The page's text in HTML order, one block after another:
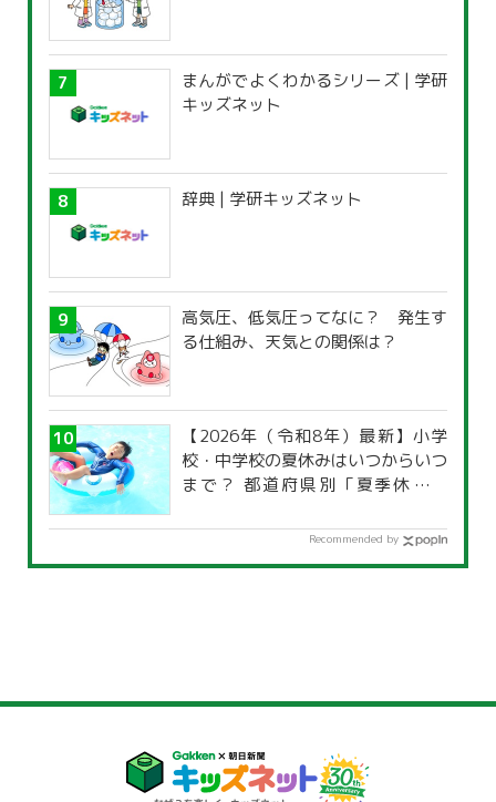
まんがでよくわかるシリーズ | 学研
キッズネット
辞典 | 学研キッズネット
高気圧、低気圧ってなに？ 発生す
る仕組み、天気との関係は？
【2026年（令和8年）最新】小学
校・中学校の夏休みはいつからいつ
まで？ 都道府県別「夏季休暇一
Recommended by